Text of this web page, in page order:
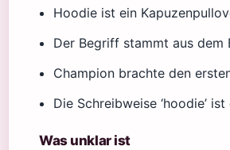
Hoodie ist ein
Der Begriff stammt aus dem
Champion brachte den
Die Schreibweise ‘hoodie’
Was unklar ist